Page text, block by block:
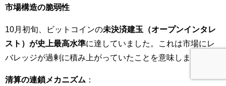
市場構造の脆弱性
10月初旬、ビットコインの未決済建玉（オープンインタレ
スト）が史上最高水準に達していました。これは市場にレ
バレッジが過剰に積み上がっていたことを意味します。
清算の連鎖メカニズム ：